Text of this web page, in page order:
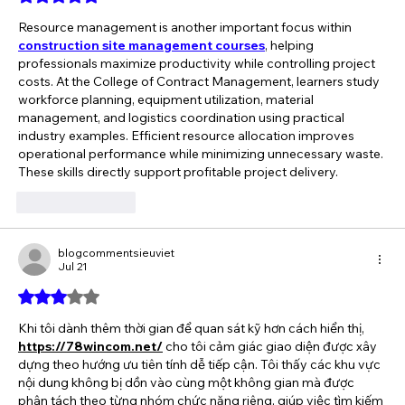
Resource management is another important focus within
construction site management courses, helping
professionals maximize productivity while controlling project
costs. At the College of Contract Management, learners study
workforce planning, equipment utilization, material
management, and logistics coordination using practical
industry examples. Efficient resource allocation improves
operational performance while minimizing unnecessary waste.
These skills directly support profitable project delivery.
blogcommentsieuviet
Jul 21
Rated 3 out of 5 stars.
Khi tôi dành thêm thời gian để quan sát kỹ hơn cách hiển thị,
https://78wincom.net/ cho tôi cảm giác giao diện được xây
dựng theo hướng ưu tiên tính dễ tiếp cận. Tôi thấy các khu vực
nội dung không bị dồn vào cùng một không gian mà được
phân tách theo từng nhóm chức năng riêng, giúp việc tìm kiếm